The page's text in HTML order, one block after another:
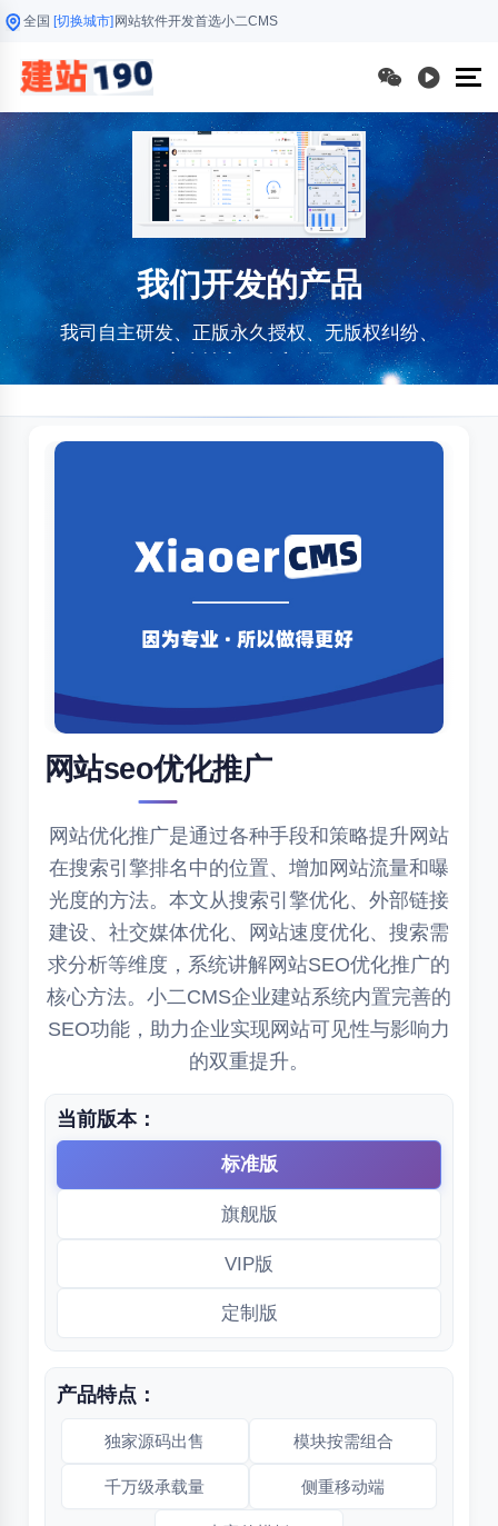
全国 [切换城市] 网站软件开发首选小二CMS
我们开发的产品
我司自主研发、正版永久授权、无版权纠纷、
安全性高、放心使用
网站seo优化推广
网站优化推广是通过各种手段和策略提升网站
在搜索引擎排名中的位置、增加网站流量和曝
光度的方法。本文从搜索引擎优化、外部链接
建设、社交媒体优化、网站速度优化、搜索需
求分析等维度，系统讲解网站SEO优化推广的
核心方法。小二CMS企业建站系统内置完善的
SEO功能，助力企业实现网站可见性与影响力
的双重提升。
当前版本：
标准版
旗舰版
VIP版
定制版
产品特点：
独家源码出售 模块按需组合
千万级承载量 侧重移动端